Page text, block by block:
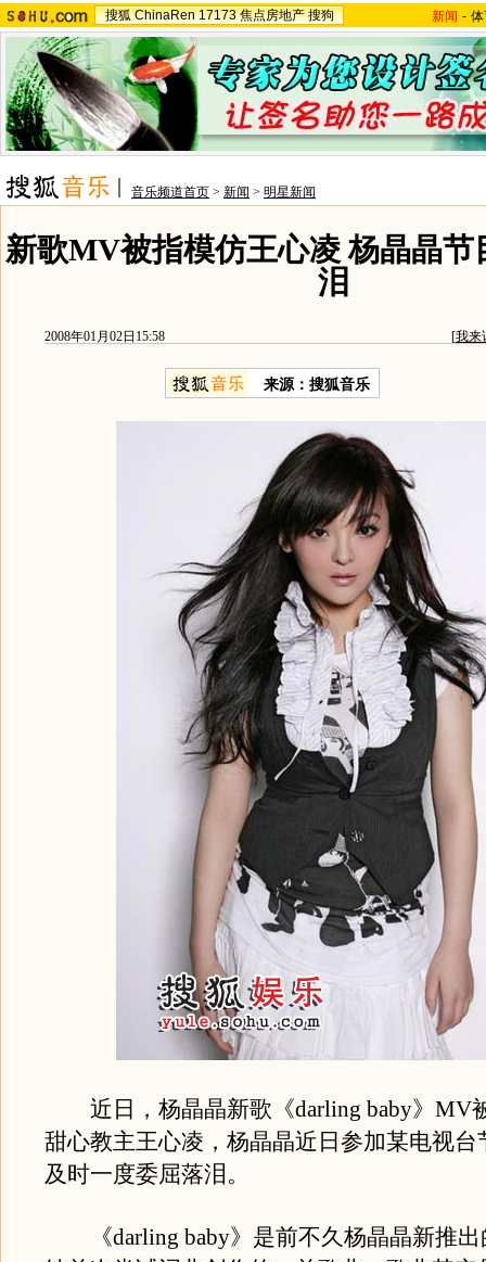
搜狐 ChinaRen 17173 焦点房地产 搜狗 新闻 -
音乐频道首页 > 新闻 > 明星新闻
新歌MV被指模仿王心凌 杨晶晶节
泪
2008年01月02日15:58 [我来
来源：搜狐音乐
近日，杨晶晶新歌《darling baby》MV
甜心教主王心凌，杨晶晶近日参加某电视台
及时一度委屈落泪。
《darling baby》是前不久杨晶晶新推出